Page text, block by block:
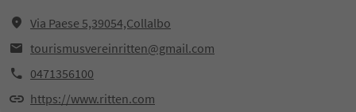
Via Paese 5,39054,Collalbo
tourismusvereinritten@gmail.com
0471356100
https://www.ritten.com